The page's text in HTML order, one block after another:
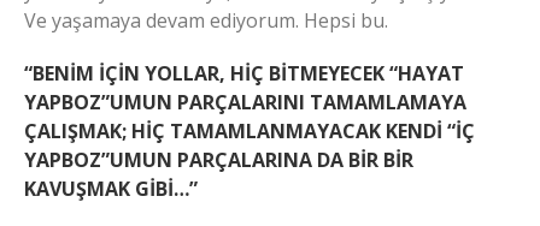
Ve yaşamaya devam ediyorum. Hepsi bu.
“BENİM İÇİN YOLLAR, HİÇ BİTMEYECEK “HAYAT
YAPBOZ”UMUN PARÇALARINI TAMAMLAMAYA
ÇALIŞMAK; HİÇ TAMAMLANMAYACAK KENDİ “İÇ
YAPBOZ”UMUN PARÇALARINA DA BİR BİR
KAVUŞMAK GİBİ…”